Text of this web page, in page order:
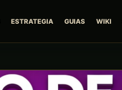
ESTRATEGIA GUIAS WIKI